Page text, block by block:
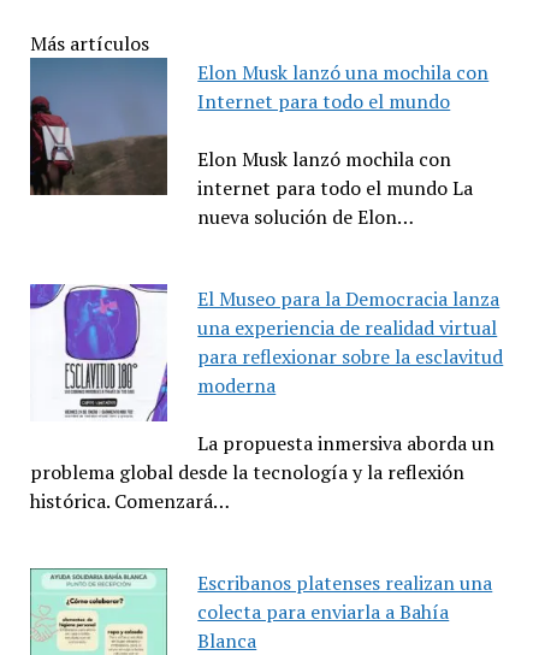
Más artículos
Elon Musk lanzó una mochila con
Internet para todo el mundo
Elon Musk lanzó mochila con
internet para todo el mundo La
nueva solución de Elon…
El Museo para la Democracia lanza
una experiencia de realidad virtual
para reflexionar sobre la esclavitud
moderna
La propuesta inmersiva aborda un
problema global desde la tecnología y la reflexión
histórica. Comenzará…
Escribanos platenses realizan una
colecta para enviarla a Bahía
Blanca